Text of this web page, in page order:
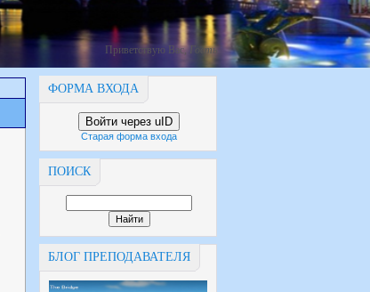
Приветствую Вас, Гость
ФОРМА ВХОДА
Войти через uID
Старая форма входа
ПОИСК
БЛОГ ПРЕПОДАВАТЕЛЯ